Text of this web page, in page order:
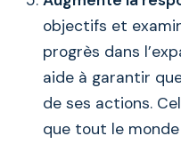
objectifs et
progrès dans
aide à garantir
de ses actions.
que tout le